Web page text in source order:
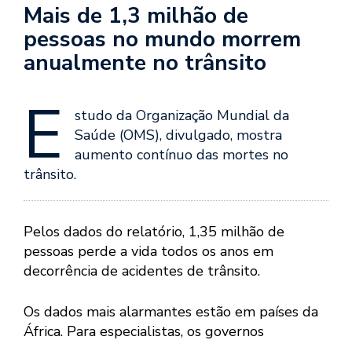
Mais de 1,3 milhão de
pessoas no mundo morrem
anualmente no trânsito
E
studo da Organização Mundial da
Saúde (OMS), divulgado, mostra
aumento contínuo das mortes no
trânsito.
Pelos dados do relatório, 1,35 milhão de
pessoas perde a vida todos os anos em
decorrência de acidentes de trânsito.
Os dados mais alarmantes estão em países da
África. Para especialistas, os governos